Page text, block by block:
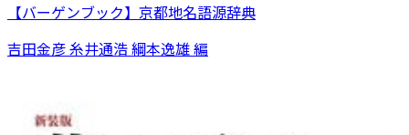
【バーゲンブック】京都地名語源辞典
吉田金彦 糸井通浩 綱本逸雄 編